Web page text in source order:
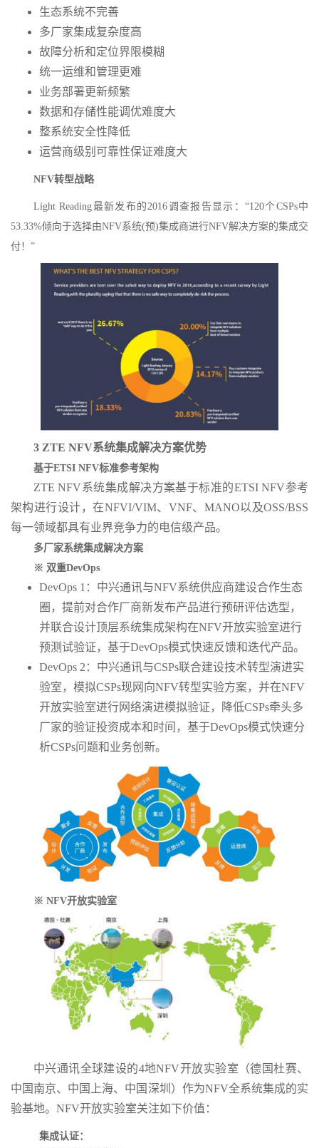
生态系统不完善
多厂家集成复杂度高
故障分析和定位界限模糊
统一运维和管理更难
业务部署更新频繁
数据和存储性能调优难度大
整系统安全性降低
运营商级别可靠性保证难度大
NFV转型战略
Light Reading最新发布的2016调查报告显示：“120个CSPs中
53.33%倾向于选择由NFV系统(预)集成商进行NFV解决方案的集成交
付！”
3 ZTE NFV系统集成解决方案优势
基于ETSI NFV标准参考架构
ZTE NFV系统集成解决方案基于标准的ETSI NFV参考
架构进行设计，在NFVI/VIM、VNF、MANO以及OSS/BSS
每一领域都具有业界竞争力的电信级产品。
多厂家系统集成解决方案
※ 双重DevOps
DevOps 1：中兴通讯与NFV系统供应商建设合作生态
圈，提前对合作厂商新发布产品进行预研评估选型，
并联合设计顶层系统集成架构在NFV开放实验室进行
预测试验证，基于DevOps模式快速反馈和迭代产品。
DevOps 2：中兴通讯与CSPs联合建设技术转型演进实
验室，模拟CSPs现网向NFV转型实验方案，并在NFV
开放实验室进行网络演进模拟验证，降低CSPs牵头多
厂家的验证投资成本和时间，基于DevOps模式快速分
析CSPs问题和业务创新。
※ NFV开放实验室
中兴通讯全球建设的4地NFV开放实验室（德国杜赛、
中国南京、中国上海、中国深圳）作为NFV全系统集成的实
验基地。NFV开放实验室关注如下价值：
集成认证：